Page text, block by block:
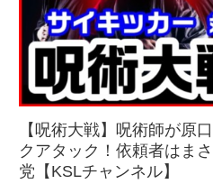
【呪術大戦】呪術師が原
クアタック！依頼者はま
党【KSLチャンネル】